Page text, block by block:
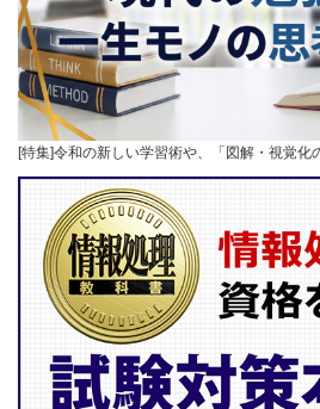
[特集]令和の新しい学習術や、「図解・視覚